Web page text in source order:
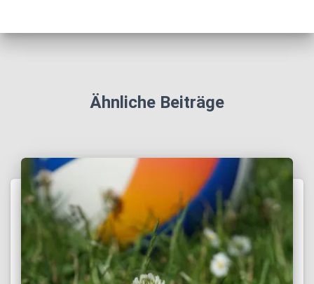
Ähnliche Beiträge